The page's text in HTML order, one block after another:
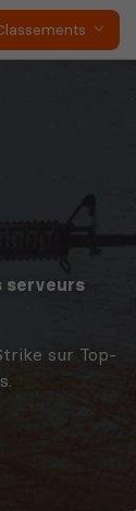
serveurs
sur Top-